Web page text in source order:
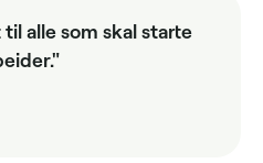
alle som skal starte